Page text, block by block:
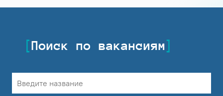
Поиск по вакансиям